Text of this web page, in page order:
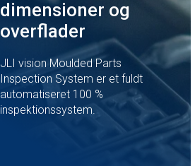
dimensioner og
overflader
JLI vision Moulded Parts
Inspection System er et fuldt
automatiseret 100 %
inspektionssystem.